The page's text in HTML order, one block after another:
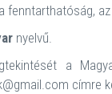
fenntarthatóság,
nyelvű.
a
címre